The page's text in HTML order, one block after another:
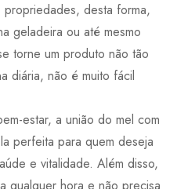
desta forma,
geladeira ou até mesmo
torne um produto não tão
diária, não é muito fácil
estar, a união do mel com
perfeita para quem deseja
e vitalidade. Além disso,